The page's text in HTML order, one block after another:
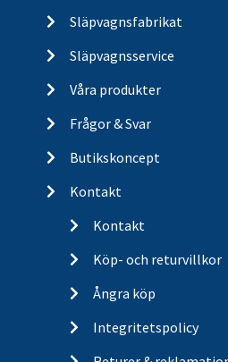
Släpvagnsfabrikat
Släpvagnsservice
Våra produkter
Frågor & Svar
Butikskoncept
Kontakt
Kontakt
Köp- och returvillkor
Ångra köp
Integritetspolicy